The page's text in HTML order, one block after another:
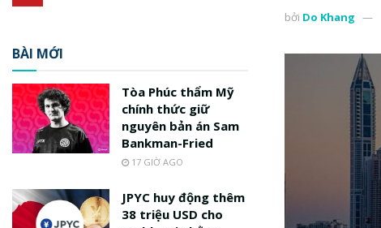
bởi Do Khang
BÀI MỚI
Tòa Phúc thẩm Mỹ
chính thức giữ
nguyên bản án Sam
Bankman-Fried
17 GIỜ AGO
JPYC huy động thêm
38 triệu USD cho